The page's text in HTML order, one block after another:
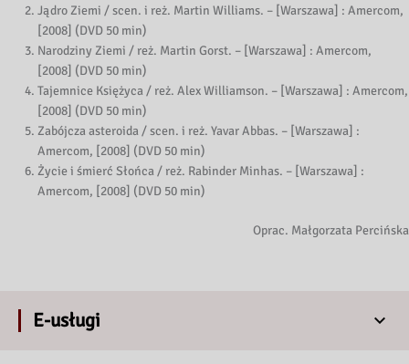
Jądro Ziemi / scen. i reż. Martin Williams. – [Warszawa] : Amercom,
[2008] (DVD 50 min)
Narodziny Ziemi / reż. Martin Gorst. – [Warszawa] : Amercom,
[2008] (DVD 50 min)
Tajemnice Księżyca / reż. Alex Williamson. – [Warszawa] : Amercom,
[2008] (DVD 50 min)
Zabójcza asteroida / scen. i reż. Yavar Abbas. – [Warszawa] :
Amercom, [2008] (DVD 50 min)
Życie i śmierć Słońca / reż. Rabinder Minhas. – [Warszawa] :
Amercom, [2008] (DVD 50 min)
Oprac. Małgorzata Percińska
E-usługi